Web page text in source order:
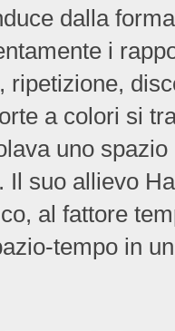
dalla
i
ripetizione,
a colori si
uno
Il suo allievo
al fattore
tempo in